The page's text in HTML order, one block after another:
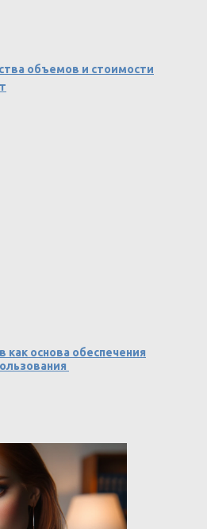
объемов и стоимости
как основа обеспечения